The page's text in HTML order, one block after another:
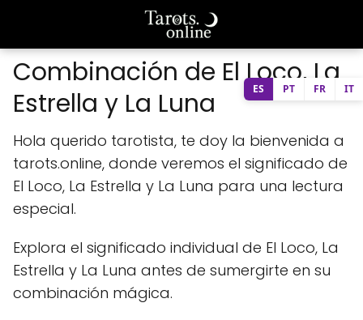
Combinación de El Loco, La
Estrella y La Luna
Hola querido tarotista, te doy la bienvenida a
tarots.online, donde veremos el significado de
El Loco, La Estrella y La Luna para una lectura
especial.
Explora el significado individual de El Loco, La
Estrella y La Luna antes de sumergirte en su
combinación mágica.
ES PT FR IT